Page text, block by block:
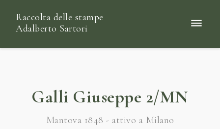
Raccolta delle stampe
Adalberto Sartori
Galli Giuseppe 2/MN
Mantova 1848 - attivo a Milano